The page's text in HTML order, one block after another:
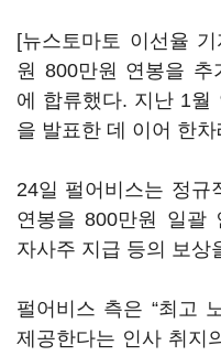
[뉴스토마토 이선율 기
원 800만원 연봉을 추
에 합류했다. 지난 1월
을 발표한 데 이어 한
24일 펄어비스는 정규
연봉을 800만원 일괄
자사주 지급 등의 보상
펄어비스 측은 “최고
제공한다는 인사 취지